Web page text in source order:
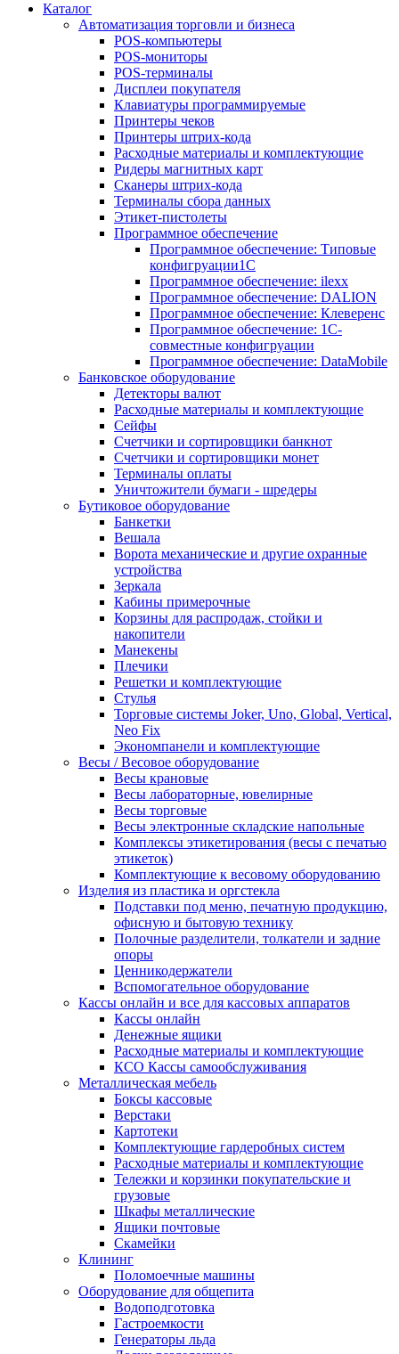
Каталог
Автоматизация торговли и бизнеса
POS-компьютеры
POS-мониторы
POS-терминалы
Дисплеи покупателя
Клавиатуры программируемые
Принтеры чеков
Принтеры штрих-кода
Расходные материалы и комплектующие
Ридеры магнитных карт
Сканеры штрих-кода
Терминалы сбора данных
Этикет-пистолеты
Программное обеспечение
Программное обеспечение: Типовые
конфигруации1С
Программное обеспечение: ilexx
Программное обеспечение: DALION
Программное обеспечение: Клеверенс
Программное обеспечение: 1С-
совместные конфигруации
Программное обеспечение: DataMobile
Банковское оборудование
Детекторы валют
Расходные материалы и комплектующие
Сейфы
Счетчики и сортировщики банкнот
Счетчики и сортировщики монет
Терминалы оплаты
Уничтожители бумаги - шредеры
Бутиковое оборудование
Банкетки
Вешала
Ворота механические и другие охранные
устройства
Зеркала
Кабины примерочные
Корзины для распродаж, стойки и
накопители
Манекены
Плечики
Решетки и комплектующие
Стулья
Торговые системы Joker, Uno, Global, Vertical,
Neo Fix
Экономпанели и комплектующие
Весы / Весовое оборудование
Весы крановые
Весы лабораторные, ювелирные
Весы торговые
Весы электронные складские напольные
Комплексы этикетирования (весы с печатью
этикеток)
Комплектующие к весовому оборудованию
Изделия из пластика и оргстекла
Подставки под меню, печатную продукцию,
офисную и бытовую технику
Полочные разделители, толкатели и задние
опоры
Ценникодержатели
Вспомогательное оборудование
Кассы онлайн и все для кассовых аппаратов
Кассы онлайн
Денежные ящики
Расходные материалы и комплектующие
КСО Кассы самообслуживания
Металлическая мебель
Боксы кассовые
Верстаки
Картотеки
Комплектующие гардеробных систем
Расходные материалы и комплектующие
Тележки и корзинки покупательские и
грузовые
Шкафы металлические
Ящики почтовые
Скамейки
Клининг
Поломоечные машины
Оборудование для общепита
Водоподготовка
Гастроемкости
Генераторы льда